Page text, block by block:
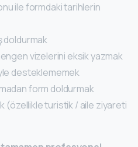
ile formdaki tarihlerin
doldurmak
vizelerini eksik yazmak
desteklememek
form doldurmak
(özellikle turistik / aile ziyareti